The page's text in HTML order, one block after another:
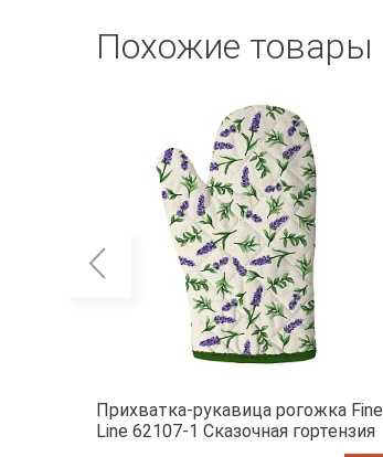
Похожие товары
Прихватка-рукавица рогожка Fine
Line 62107-1 Сказочная гортензия